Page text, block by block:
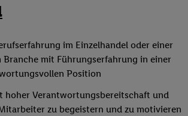
im Einzelhandel oder einer
Branche mit Führungserfahrung in einer
Position
hoher Verantwortungsbereitschaft und
zu begeistern und zu motivieren